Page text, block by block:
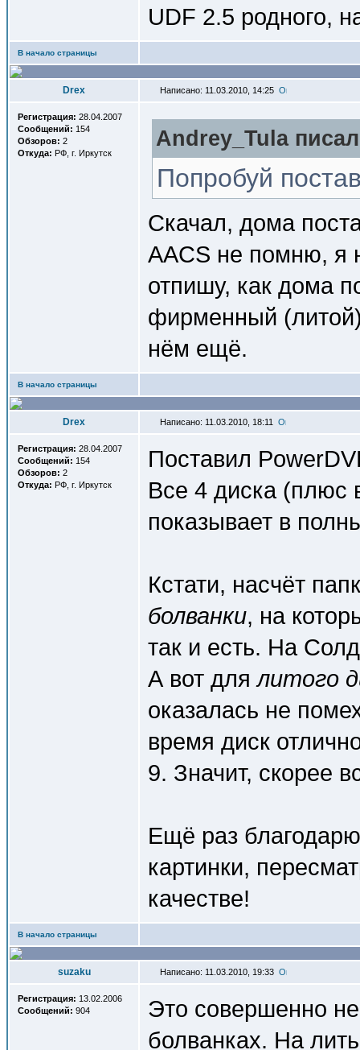
UDF 2.5 родного,
В начало страницы
Drex Написано: 11.03.2010, 14:25
Регистрация: 28.04.2007
Сообщений: 154
Обзоров: 2
Откуда: РФ, г. Иркутск
Andrey_Tula
Попробуй
Скачал, дома
AACS не помню, я
отпишу, как дома
фирменный
нём ещё.
В начало страницы
Drex Написано: 11.03.2010, 18:11
Регистрация: 28.04.2007
Сообщений: 154
Обзоров: 2
Откуда: РФ, г. Иркутск
Поставил
Все 4 диска (плюс
показывает в
Кстати, насчёт
болванки, на
так и есть. На
А вот длялитого
оказалась не
время диск
9. Значит, скорее
Ещё раз
картинки,
качестве!
В начало страницы
suzaku Написано: 11.03.2010, 19:33
Регистрация: 13.02.2006
Сообщений: 904
Это совершенно не
болванках. На